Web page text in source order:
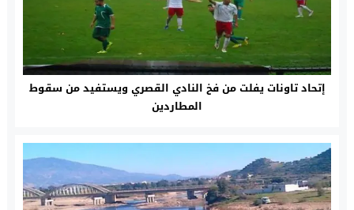
إتحاد تاونات يفلت من فخ النادي القصري ويستفيد من سقوط
المطاردين